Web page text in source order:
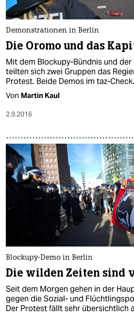
Demonstrationen in Berlin
Die Oromo und das
Mit dem Blockupy-Bündnis und
teilten sich zwei Gruppen das
Protest. Beide Demos im taz-Check.
Von Martin Kaul
2.9.2016
Blockupy-Demo in Berlin
Die wilden Zeiten sind
Seit dem Morgen gehen in der
gegen die Sozial- und
Der Protest fällt sehr übersichtlich